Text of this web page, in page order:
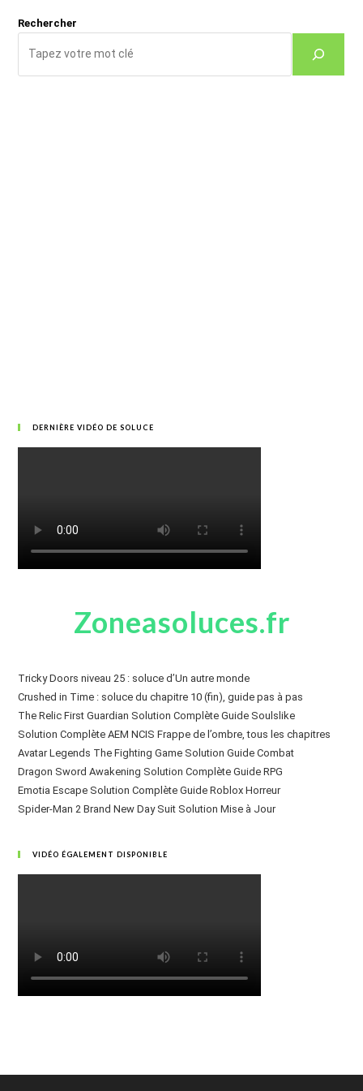
Rechercher
DERNIÈRE VIDÉO DE SOLUCE
Zoneasoluces.fr
Tricky Doors niveau 25 : soluce d’Un autre monde
Crushed in Time : soluce du chapitre 10 (fin), guide pas à pas
The Relic First Guardian Solution Complète Guide Soulslike
Solution Complète AEM NCIS Frappe de l’ombre, tous les chapitres
Avatar Legends The Fighting Game Solution Guide Combat
Dragon Sword Awakening Solution Complète Guide RPG
Emotia Escape Solution Complète Guide Roblox Horreur
Spider-Man 2 Brand New Day Suit Solution Mise à Jour
VIDÉO ÉGALEMENT DISPONIBLE